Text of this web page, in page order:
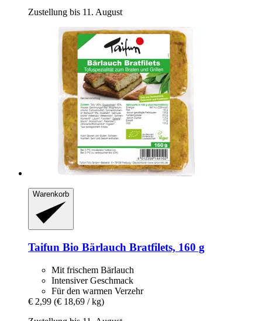
Zustellung bis 11. August
Warenkorb
Taifun Bio Bärlauch Bratfilets, 160 g
Mit frischem Bärlauch
Intensiver Geschmack
Für den warmen Verzehr
€ 2,99 (€ 18,69 / kg)